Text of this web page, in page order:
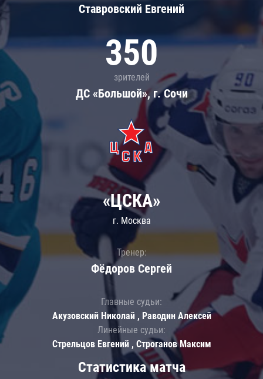
Ставровский Евгений
350
зрителей
ДС «Большой», г. Сочи
Статистика матча
«ЦСКА»
г. Москва
Тренер:
Фёдоров Сергей
Главные судьи:
Акузовский Николай , Раводин Алексей
Линейные судьи:
Стрельцов Евгений , Строганов Максим